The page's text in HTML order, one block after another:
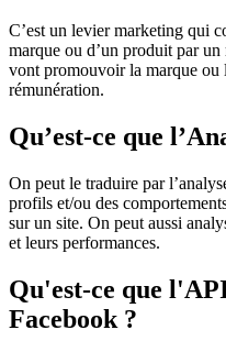
C’est un levier marketing qui
marque ou d’un produit par
vont promouvoir la marque ou
rémunération.
Qu’est-ce que
On peut le traduire par
profils et/ou des
sur un site. On peut aussi
et leurs performances.
Qu'est-ce que
Facebook ?